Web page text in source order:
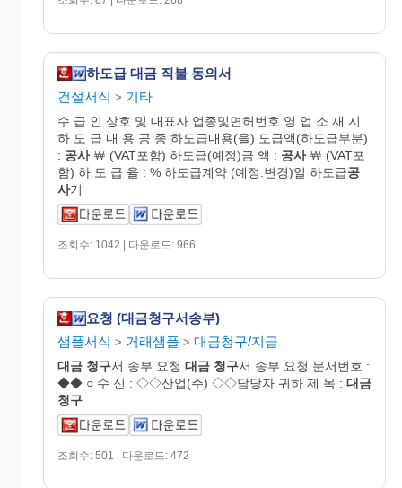
하도급 대금 직불 동의서
건설서식 > 기타
수 급 인 상호 및 대표자 업종및면허번호 영 업 소 재 지
하 도 급 내 용 공 종 하도급내용(을) 도급액(하도급부분)
: 공사￦ (VAT포함) 하도급(예정)금 액 : 공사￦ (VAT포
함) 하 도 급 율 : % 하도급계약 (예정.변경)일 하도급공
사기
조회수: 1042 | 다운로드: 966
요청 (대금청구서송부)
샘플서식 > 거래샘플 > 대금청구/지급
대금 청구서 송부 요청 대금 청구서 송부 요청 문서번호 :
◆◆ ○ 수 신 : ◇◇산업(주) ◇◇담당자 귀하 제 목 : 대금
청구
조회수: 501 | 다운로드: 472